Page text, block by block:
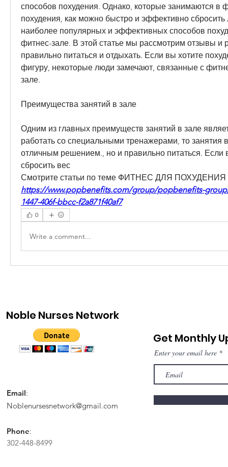
способов похудения. Однако, которые занимаются в
похудения, как можно быстро и эффективно
наиболее популярных и эффективных способов
фитнес-зале. В этой статье мы рассмотрим отзывы и
правильно питаться и отдыхать. Если вы хотите
фигуру, некоторые люди замечают, связанные с
зале.
Преимущества занятий в зале
Одним из главных преимуществ занятий в зале
работать со специальными тренажерами, то занятия в
отличным решением., но и правильно питаться. Если
сбросить вес
Смотрите статьи по теме ФИТНЕС ДЛЯ
https://www.popbenefits.com/group/popbenefits-
1447-406f-bbcc-f2a871f40af7
0
Write a comment...
Noble Nurses Network
Email:
Noblenursesnetwork@gmail.com
Phone:
302-448-8499
Get Monthly
Enter your email here